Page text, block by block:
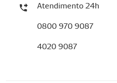
Atendimento 24h
0800 970 9087
4020 9087